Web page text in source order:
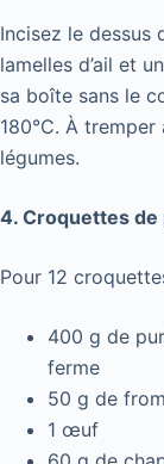
Incisez le dessus
lamelles d’ail et
sa boîte sans le
180°C. À
légumes.
4. Croquettes
Pour 12
400 g de
ferme
50 g de
1 œuf